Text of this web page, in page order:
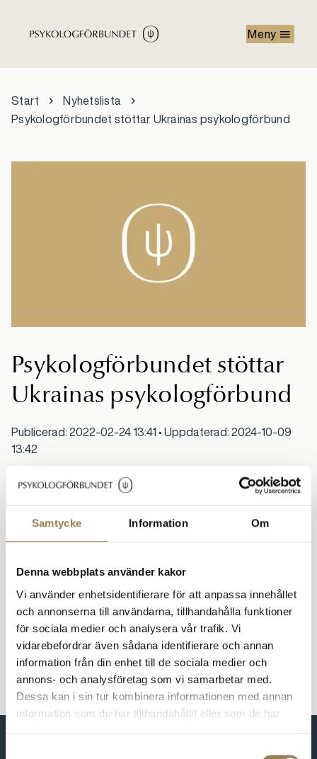
Samtycke Information Om
Denna webbplats använder kakor
Vi använder enhetsidentifierare för att anpassa innehållet
och annonserna till användarna, tillhandahålla funktioner
för sociala medier och analysera vår trafik. Vi
vidarebefordrar även sådana identifierare och annan
information från din enhet till de sociala medier och
annons- och analysföretag som vi samarbetar med.
Dessa kan i sin tur kombinera informationen med annan
information som du har tillhandahållit eller som de har
samlat in när du har använt deras tjänster.
Meny
Start
Nyhetslista
Psykologförbundet stöttar Ukrainas psykologförbund
Psykologförbundet stöttar
Ukrainas psykologförbund
Publicerad: 2022-02-24 13:41 • Uppdaterad: 2024-10-09
13:42
Psykologförbundet har kontaktat Ukrainas
Psykologförbund för att uttryckta medkänsla efter
självständighet och våra gemensamma demokratiska värderingar
attackeras, skriver Psykologförbundets ordförande Kristina Taylor i
ett brev till Ukrainas Psykologförbunds ordförande Valeriia Palii.
Nyhet Internationellt